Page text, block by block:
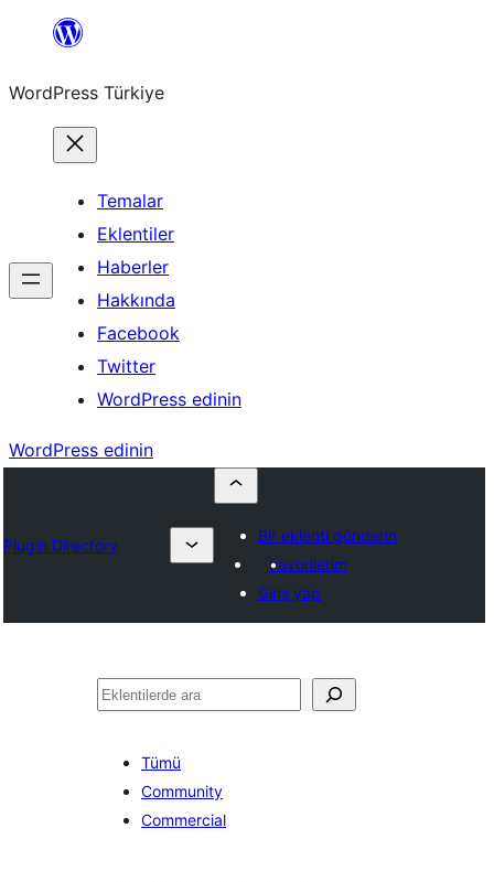
İçeriğe
WordPress Türkiye
Temalar
Eklentiler
Haberler
Hakkında
Facebook
Twitter
WordPress edinin
WordPress edinin
Plugin Directory
Bir eklenti gönderin
Favorilerim
Giriş yap
Ara
Tümü
Community
Commercial